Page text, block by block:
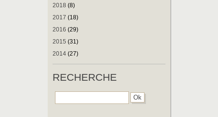
2018 (8)
2017 (18)
2016 (29)
2015 (31)
2014 (27)
RECHERCHE